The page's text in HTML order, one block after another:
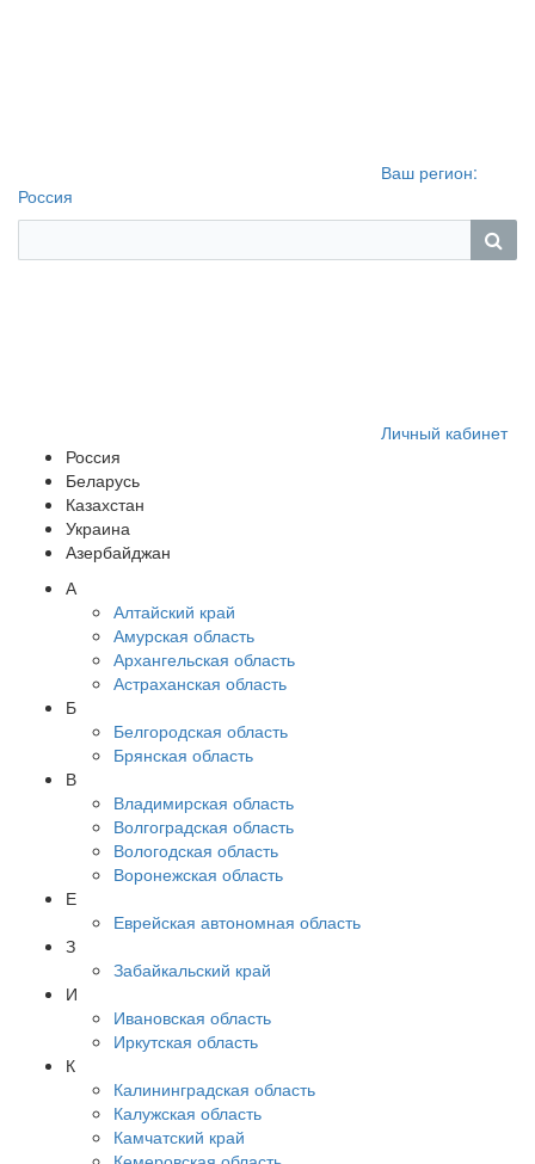
Ваш регион:
Россия
Личный кабинет
Россия
Беларусь
Казахстан
Украина
Азербайджан
А
Алтайский край
Амурская область
Архангельская область
Астраханская область
Б
Белгородская область
Брянская область
В
Владимирская область
Волгоградская область
Вологодская область
Воронежская область
Е
Еврейская автономная область
З
Забайкальский край
И
Ивановская область
Иркутская область
К
Калининградская область
Калужская область
Камчатский край